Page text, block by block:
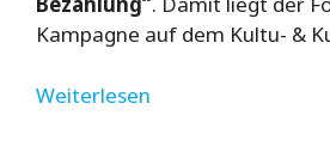
Kampagne auf dem Kultu- &
Weiterlesen